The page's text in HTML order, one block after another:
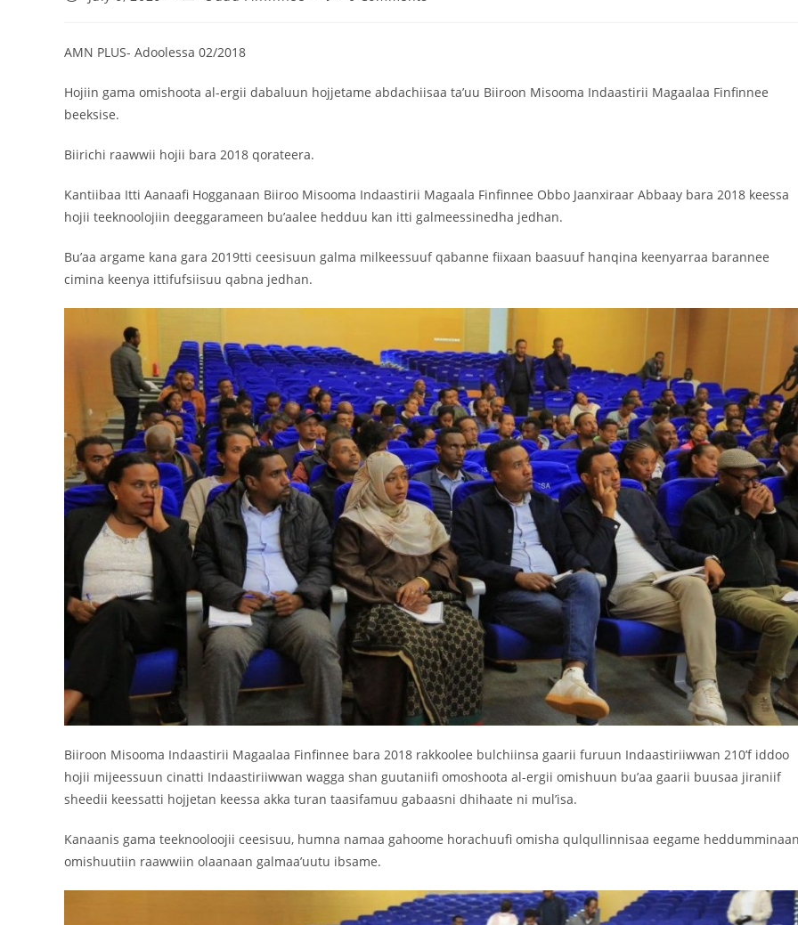
AMN PLUS- Adoolessa 02/2018
Hojiin gama omishoota al-ergii dabaluun hojjetame abdachiisaa ta’uu Biiroon Misooma Indaastirii Magaalaa Finfinnee
beeksise.
Biirichi raawwii hojii bara 2018 qorateera.
Kantiibaa Itti Aanaafi Hogganaan Biiroo Misooma Indaastirii Magaala Finfinnee Obbo Jaanxiraar Abbaay bara 2018 keessa
hojii teeknoolojiin deeggarameen bu’aalee hedduu kan itti galmeessinedha jedhan.
Bu’aa argame kana gara 2019tti ceesisuun galma milkeessuuf qabanne fiixaan baasuuf hanqina keenyarraa barannee
cimina keenya ittifufsiisuu qabna jedhan.
Biiroon Misooma Indaastirii Magaalaa Finfinnee bara 2018 rakkoolee bulchiinsa gaarii furuun Indaastiriiwwan 210’f iddoo
hojii mijeessuun cinatti Indaastiriiwwan wagga shan guutaniifi omoshoota al-ergii omishuun bu’aa gaarii buusaa jiraniif
sheedii keessatti hojjetan keessa akka turan taasifamuu gabaasni dhihaate ni mul’isa.
Kanaanis gama teeknooloojii ceesisuu, humna namaa gahoome horachuufi omisha qulqullinnisaa eegame
omishuutiin raawwiin olaanaan galmaa’uutu ibsame.